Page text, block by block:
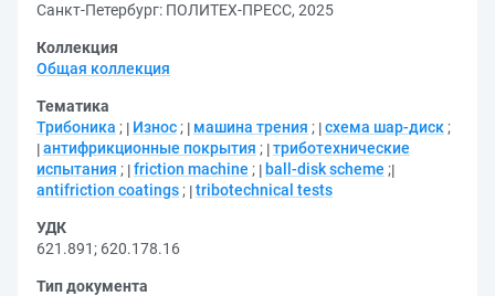
Санкт-Петербург: ПОЛИТЕХ-ПРЕСС, 2025
Коллекция
Общая коллекция
Тематика
Трибоника ; Износ ; машина трения ; схема шар-диск ;
антифрикционные покрытия ; триботехнические
испытания ; friction machine ; ball-disk scheme ;
antifriction coatings ; tribotechnical tests
УДК
621.891 ; 620.178.16
Тип документа